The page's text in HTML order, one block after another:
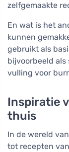
zelfgemaakte
En wat is het
kunnen
gebruikt als
bijvoorbeeld als
vulling voor
Inspiratie
thuis
In de wereld
tot recepten